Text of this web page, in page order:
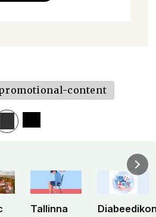
content
Tallinna